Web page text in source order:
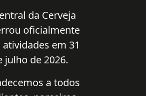
da Cerveja
oficialmente
atividades em 31
julho de 2026.
a todos